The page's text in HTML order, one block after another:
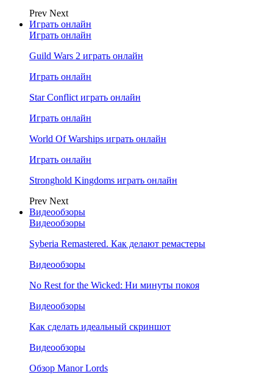
Prev Next
Играть онлайн
Играть онлайн
Guild Wars 2 играть онлайн
Играть онлайн
Star Conflict играть онлайн
Играть онлайн
World Of Warships играть онлайн
Играть онлайн
Stronghold Kingdoms играть онлайн
Prev Next
Видеообзоры
Видеообзоры
Syberia Remastered. Как делают ремастеры
Видеообзоры
No Rest for the Wicked: Ни минуты покоя
Видеообзоры
Как сделать идеальный скриншот
Видеообзоры
Обзор Manor Lords